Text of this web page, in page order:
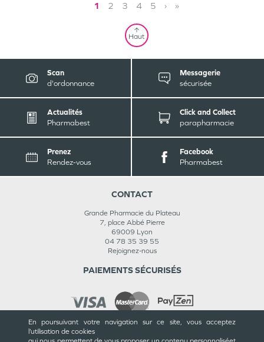
En poursuivant votre navigation sur ce site, vous acceptez
l’utilisation de cookies
1 2 3 4 5 › »
Haut
Scan
d'ordonnance
Messagerie
sécurisée
Actualités
Pharmabest
Click and Collect
parapharmacie
Prenez
Rendez-vous
Facebook
Pharmabest
CONTACT
Grande Pharmacie du Plateau
7, place Abbé Pierre
69009 Lyon
04 78 35 39 55
Rejoignez-nous
PAIEMENTS SÉCURISÉS